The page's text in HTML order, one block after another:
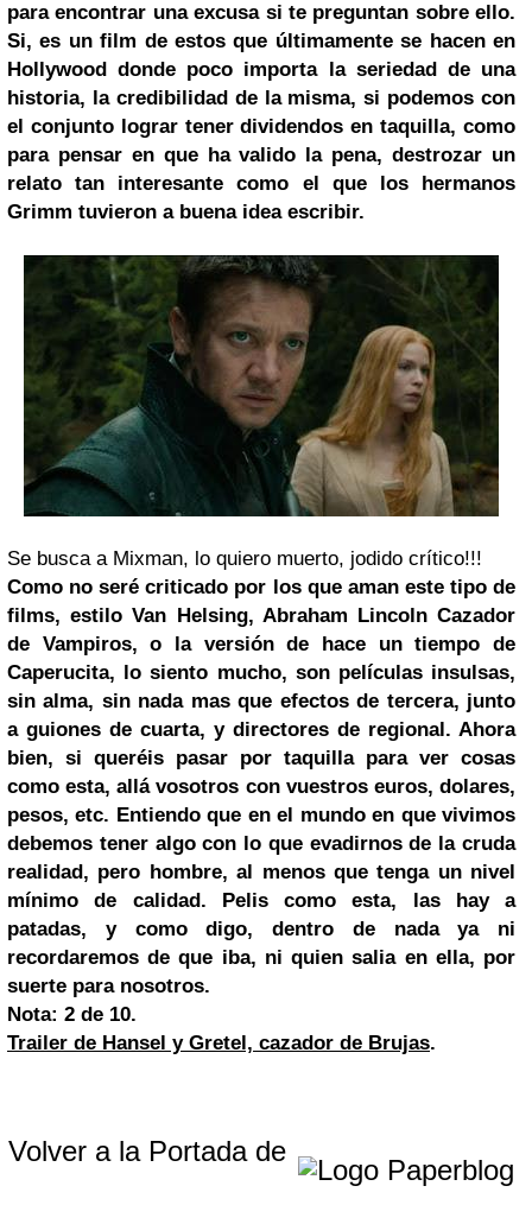
para encontrar una excusa si te preguntan sobre ello.
Si, es un film de estos que últimamente se hacen en
Hollywood donde poco importa la seriedad de una
historia, la credibilidad de la misma, si podemos con
el conjunto lograr tener dividendos en taquilla, como
para pensar en que ha valido la pena, destrozar un
relato tan interesante como el que los hermanos
Grimm tuvieron a buena idea escribir.
Se busca a Mixman, lo quiero muerto, jodido crítico!!!
Como no seré criticado por los que aman este tipo de
films, estilo Van Helsing, Abraham LincolnCazador
de Vampiros, o la versión de hace un tiempo de
Caperucita, lo siento mucho, son películas insulsas,
sin alma, sin nada mas que efectos de tercera, junto
a guiones de cuarta, y directores de regional. Ahora
bien, si queréis pasar por taquilla para ver cosas
como esta, allá vosotros con vuestros euros, dolares,
pesos, etc. Entiendo que en el mundo en que vivimos
debemos tener algo con lo que evadirnos de la cruda
realidad, pero hombre, al menos que tenga un nivel
mínimo de calidad. Pelis como esta, las hay a
patadas, y como digo, dentro de nada ya ni
recordaremos de que iba, ni quien salia en ella, por
suerte para nosotros.
Nota: 2 de 10.
Trailer de Hansel y Gretel, cazador de Brujas.
Volver a la Portada de